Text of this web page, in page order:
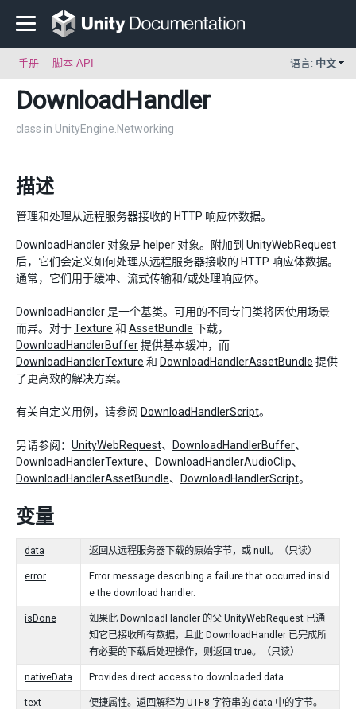
手册 脚本 API 语言: 中文
DownloadHandler
class in UnityEngine.Networking
描述
管理和处理从远程服务器接收的 HTTP 响应体数据。
DownloadHandler 对象是 helper 对象。附加到 UnityWebRequest
后，它们会定义如何处理从远程服务器接收的 HTTP 响应体数据。
通常，它们用于缓冲、流式传输和/或处理响应体。
DownloadHandler 是一个基类。可用的不同专门类将因使用场景
而异。对于Texture 和 AssetBundle 下载，
DownloadHandlerBuffer提供基本缓冲，而
DownloadHandlerTexture 和 DownloadHandlerAssetBundle 提供
了更高效的解决方案。
有关自定义用例，请参阅 DownloadHandlerScript。
另请参阅： UnityWebRequest、 DownloadHandlerBuffer、
DownloadHandlerTexture、 DownloadHandlerAudioClip、
DownloadHandlerAssetBundle、 DownloadHandlerScript。
变量
data 返回从远程服务器下载的原始字节，或 null。（只读）
error
Error message describing a failure that occurred insid
e the download handler.
isDone
如果此 DownloadHandler 的父 UnityWebRequest 已通
知它已接收所有数据，且此 DownloadHandler 已完成所
有必要的下载后处理操作，则返回 true。（只读）
nativeData Provides direct access to downloaded data.
text
便捷属性。返回解释为 UTF8 字符串的 data 中的字节。